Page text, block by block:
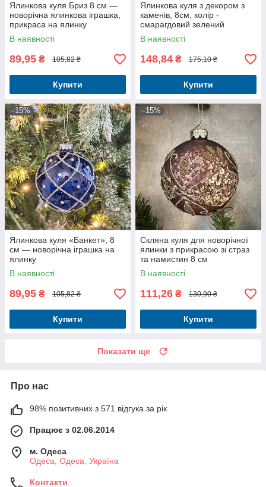
Ялинкова куля Бриз 8 см —
новорічна ялинкова іграшка,
прикраса на ялинку
В наявності
89,95 ₴ 105,82 ₴
Купити
Ялинкова куля з декором з
каменів, 8см, колір -
смарагдовий зелений
В наявності
148,84 ₴ 175,10 ₴
Купити
–15%
Ялинкова куля «Банкет», 8
см — новорічна іграшка на
ялинку
В наявності
89,95 ₴ 105,82 ₴
Купити
–15%
Скляна куля для новорічної
ялинки з прикрасою зі страз
та намистин 8 см
В наявності
111,26 ₴ 130,90 ₴
Купити
Показати ще
Про нас
98% позитивних з 571 відгука за рік
Працює з 02.06.2014
м. Одеса
Одеса, Одеса, Україна
Контакти